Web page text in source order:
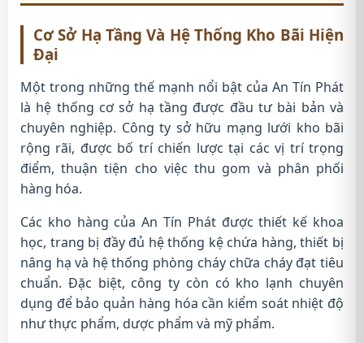
Cơ Sở Hạ Tầng Và Hệ Thống Kho Bãi Hiện
Đại
Một trong những thế mạnh nổi bật của An Tín Phát
là hệ thống cơ sở hạ tầng được đầu tư bài bản và
chuyên nghiệp. Công ty sở hữu mạng lưới kho bãi
rộng rãi, được bố trí chiến lược tại các vị trí trọng
điểm, thuận tiện cho việc thu gom và phân phối
hàng hóa.
Các kho hàng của An Tín Phát được thiết kế khoa
học, trang bị đầy đủ hệ thống kệ chứa hàng, thiết bị
nâng hạ và hệ thống phòng cháy chữa cháy đạt tiêu
chuẩn. Đặc biệt, công ty còn có kho lạnh chuyên
dụng để bảo quản hàng hóa cần kiểm soát nhiệt độ
như thực phẩm, dược phẩm và mỹ phẩm.